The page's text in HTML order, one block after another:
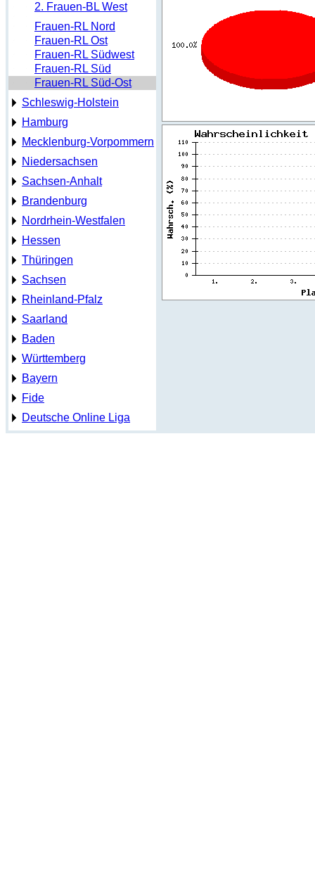
2. Frauen-BL West
Frauen-RL Nord
Frauen-RL Ost
Frauen-RL Südwest
Frauen-RL Süd
Frauen-RL Süd-Ost
Schleswig-Holstein
Hamburg
Mecklenburg-Vorpommern
Niedersachsen
Sachsen-Anhalt
Brandenburg
Nordrhein-Westfalen
Hessen
Thüringen
Sachsen
Rheinland-Pfalz
Saarland
Baden
Württemberg
Bayern
Fide
Deutsche Online Liga